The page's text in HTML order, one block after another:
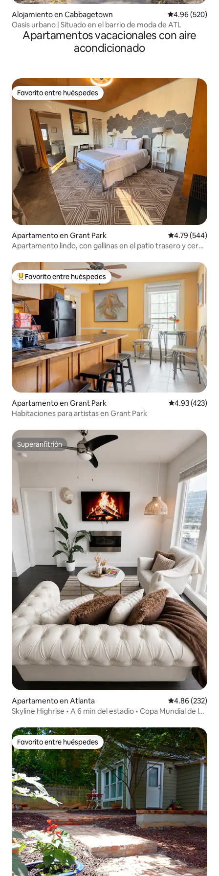
Alojamiento en Cabbagetown Calificación
4.96 (520)
Oasis urbano | Situado en el barrio de moda de ATL
Apartamentos vacacionales con aire
acondicionado
Favorito entre huéspedes
Favorito entre huéspedes
Apartamento en Grant Park Calificación
4.79 (544)
Apartamento lindo, con gallinas en el patio trasero y cerca
Favorito entre huéspedes preferido
Favorito entre huéspedes
Apartamento en Grant Park Calificación
4.93 (423)
Habitaciones para artistas en Grant Park
Superanfitrión
Superanfitrión
Apartamento en Atlanta Calificación
4.86 (232)
Skyline Highrise • A 6 min del estadio • Copa Mundial de la
Favorito entre huéspedes
Favorito entre huéspedes